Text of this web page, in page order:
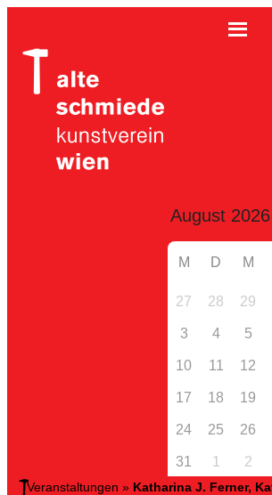
M D M
27 28 29
3 4 5
10 11 12
17 18 19
24 25 26
31 1 2
Veranstaltungen » Katharina J. Ferner,